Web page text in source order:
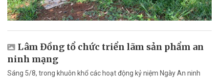
Lâm Đồng tổ chức triển lãm sản phẩm an
ninh mạng
Sáng 5/8, trong khuôn khổ các hoạt động kỷ niệm Ngày An ninh